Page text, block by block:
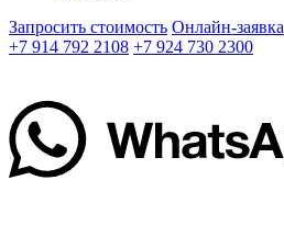
Запросить стоимость Онлайн-заявка
+7 914 792 2108 +7 924 730 2300